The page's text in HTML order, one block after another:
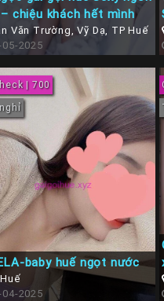
chiệu khách hết mình
Văn Trường, Vỹ Dạ, TP Huế
05-2025
| 700
baby huế ngọt nước
04-2025